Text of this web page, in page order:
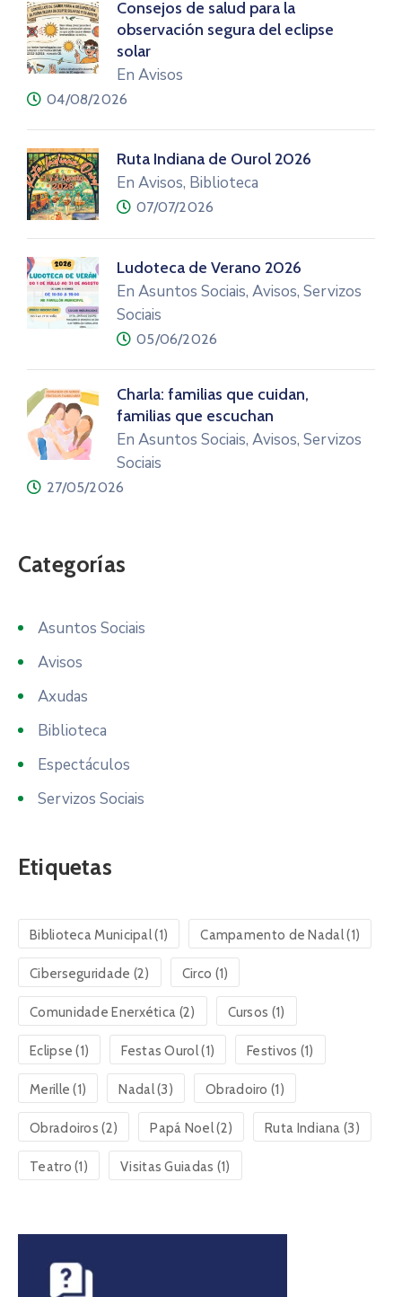
Consejos de salud para la
observación segura del eclipse
solar
En Avisos
04/08/2026
Ruta Indiana de Ourol 2026
En Avisos, Biblioteca
07/07/2026
Ludoteca de Verano 2026
En Asuntos Sociais, Avisos, Servizos
Sociais
05/06/2026
Charla: familias que cuidan,
familias que escuchan
En Asuntos Sociais, Avisos, Servizos
Sociais
27/05/2026
Categorías
Asuntos Sociais
Avisos
Axudas
Biblioteca
Espectáculos
Servizos Sociais
Etiquetas
Biblioteca Municipal(1) Campamento de Nadal(1)
Ciberseguridade (2) Circo (1)
Comunidade Enerxética (2) Cursos (1)
Eclipse (1) Festas Ourol(1) Festivos (1)
Merille (1) Nadal(3) Obradoiro (1)
Obradoiros (2) Papá Noel(2) Ruta Indiana (3)
Teatro (1) Visitas Guiadas (1)